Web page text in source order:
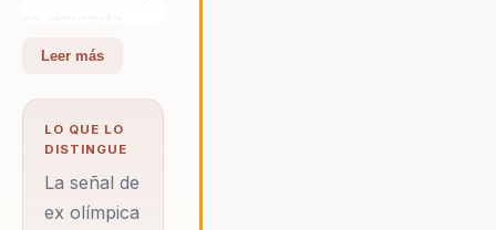
artística de
carrera
deportiva
alcanzó un
punto
Leer más
LO QUE LO
DISTINGUE
La señal de
ex olímpica